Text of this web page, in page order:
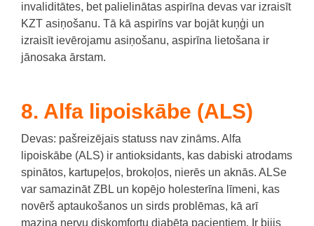
invaliditātes, bet palielinātas aspirīna devas var izraisīt
KZT asiņošanu. Tā kā aspirīns var bojāt kuņģi un
izraisīt ievērojamu asiņošanu, aspirīna lietošana ir
jānosaka ārstam.
8. Alfa lipoiskābe (ALS)
Devas: pašreizējais statuss nav zināms. Alfa
lipoiskābe (ALS) ir antioksidants, kas dabiski atrodams
spinātos, kartupeļos, brokoļos, nierēs un aknās. ALSe
var samazināt ZBL un kopējo holesterīna līmeni, kas
novērš aptaukošanos un sirds problēmas, kā arī
mazina nervu diskomfortu diabēta pacientiem. Ir bijis